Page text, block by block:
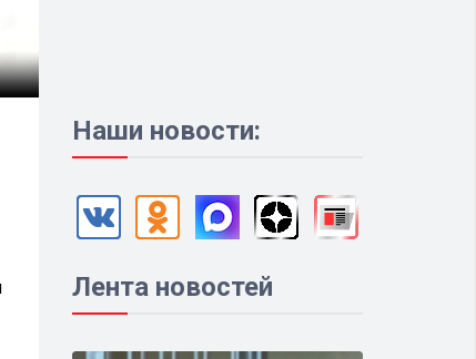
Наши новости:
Лента новостей